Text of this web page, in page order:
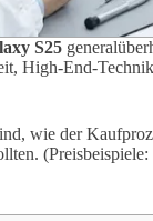
S25
High-End-
wie der